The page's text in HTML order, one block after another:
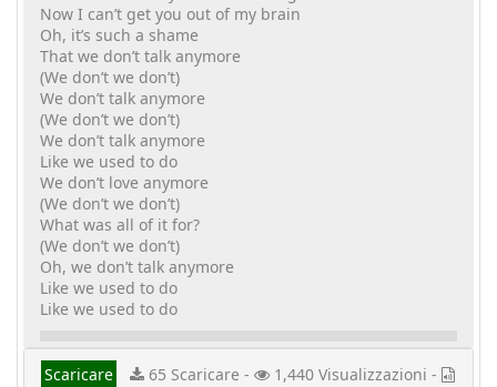
Now I can’t get you out of my brain
Oh, it’s such a shame
That we don’t talk anymore
(We don’t we don’t)
We don’t talk anymore
(We don’t we don’t)
We don’t talk anymore
Like we used to do
We don’t love anymore
(We don’t we don’t)
What was all of it for?
(We don’t we don’t)
Oh, we don’t talk anymore
Like we used to do
Like we used to do
Scaricare 65 Scaricare -
1,440 Visualizzazioni -